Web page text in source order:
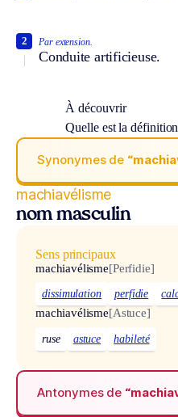
Par extension.
Conduite artificieuse.
2
À découvrir
Quelle est la
Synonymes de
machiavélisme
nom masculin
Sens principaux
machiavélisme[Perfidie]
dissimulation perfidie
machiavélisme[Astuce]
ruse astuce habileté
Antonymes de